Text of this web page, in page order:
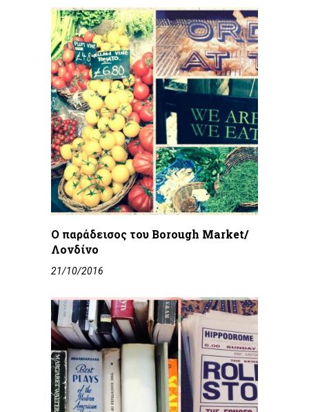
Ο παράδεισος του Borough Market/
Λονδίνο
21/10/2016